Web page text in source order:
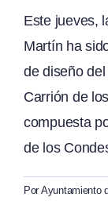
Este jueves,
Martín ha
de diseño
Carrión de
compuesta
de los
Por Ayuntamiento